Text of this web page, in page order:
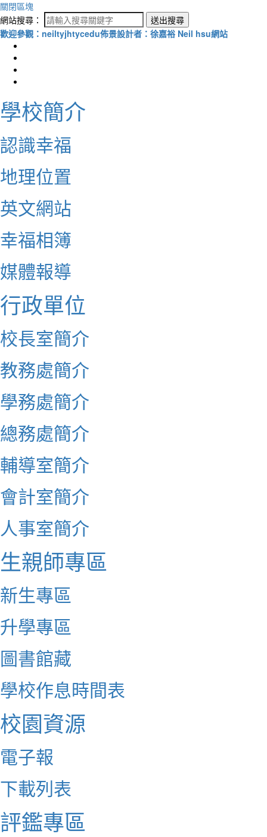
關閉區塊
網站搜尋：
送出搜尋
歡迎參觀：neiltyjhtycedu佈景設計者：徐嘉裕 Neil hsu網站
學校簡介
認識幸福
地理位置
英文網站
幸福相簿
媒體報導
行政單位
校長室簡介
教務處簡介
學務處簡介
總務處簡介
輔導室簡介
會計室簡介
人事室簡介
生親師專區
新生專區
升學專區
圖書館藏
學校作息時間表
校園資源
電子報
下載列表
評鑑專區